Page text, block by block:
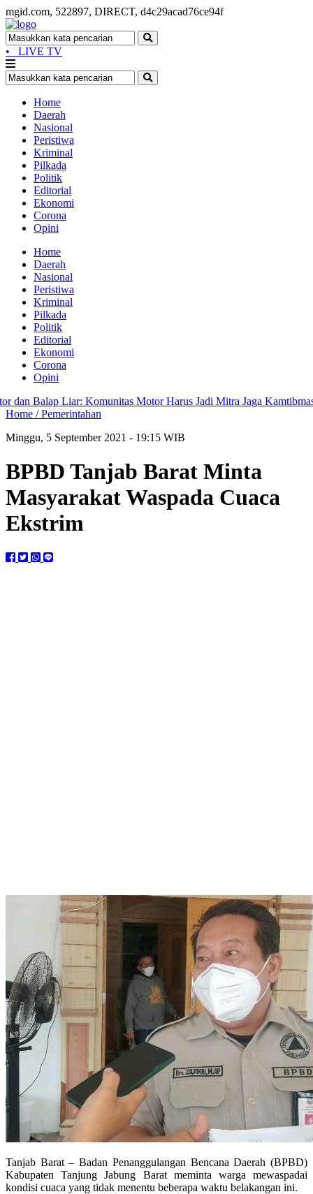
mgid.com, 522897, DIRECT, d4c29acad76ce94f
• LIVE TV
Home
Daerah
Nasional
Peristiwa
Kriminal
Pilkada
Politik
Editorial
Ekonomi
Corona
Opini
Home
Daerah
Nasional
Peristiwa
Kriminal
Pilkada
Politik
Editorial
Ekonomi
Corona
Opini
Balap Liar: Komunitas Motor Harus Jadi Mitra Jaga Kamtibmas
Home /Pemerintahan
Minggu, 5 September 2021 - 19:15 WIB
BPBD Tanjab Barat Minta
Masyarakat Waspada Cuaca
Ekstrim
Tanjab Barat – Badan Penanggulangan Bencana Daerah (BPBD)
Kabupaten Tanjung Jabung Barat meminta warga mewaspadai
kondisi cuaca yang tidak menentu beberapa waktu belakangan ini.